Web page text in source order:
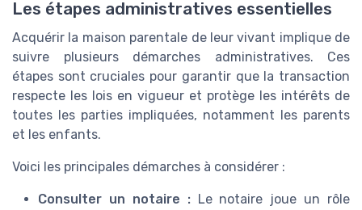
Les étapes administratives essentielles
Acquérir la maison parentale de leur vivant implique de
suivre plusieurs démarches administratives. Ces
étapes sont cruciales pour garantir que la transaction
respecte les lois en vigueur et protège les intérêts de
toutes les parties impliquées, notamment les parents
et les enfants.
Voici les principales démarches à considérer :
Consulter un notaire :Le notaire joue un rôle